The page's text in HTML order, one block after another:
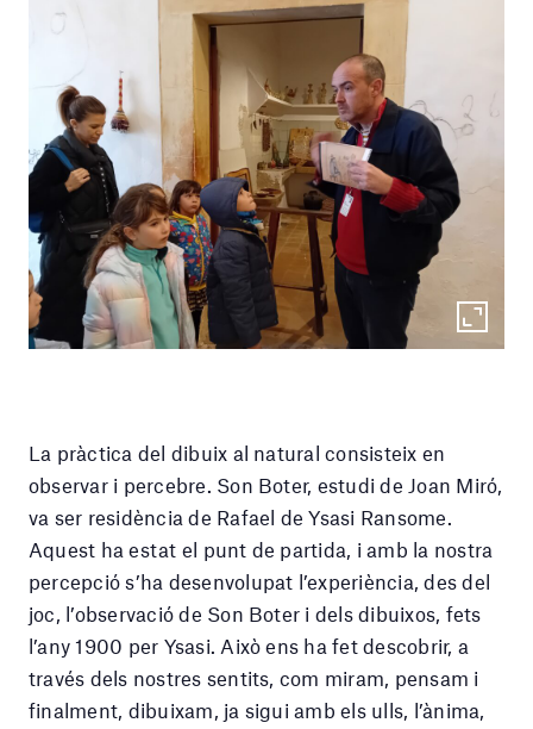
La pràctica del dibuix al natural consisteix en
observar i percebre. Son Boter, estudi de Joan Miró,
va ser residència de Rafael de Ysasi Ransome.
Aquest ha estat el punt de partida, i amb la nostra
percepció s’ha desenvolupat l’experiència, des del
joc, l’observació de Son Boter i dels dibuixos, fets
l’any 1900 per Ysasi. Això ens ha fet descobrir, a
través dels nostres sentits, com miram, pensam i
finalment, dibuixam, ja sigui amb els ulls, l’ànima,